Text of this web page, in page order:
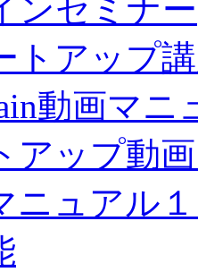
ンセミナー
トアップ
動画マ
アップ動
ニュアル